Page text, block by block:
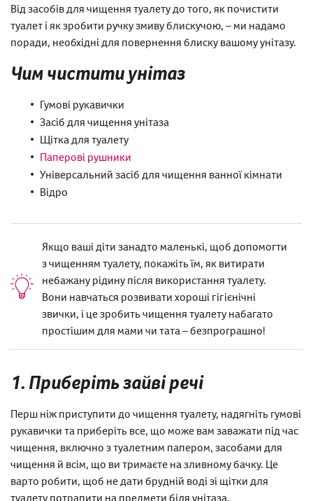
Від засобів для чищення туалету до того, як почистити
туалет і як зробити ручку змиву блискучою, – ми надамо
поради, необхідні для повернення блиску вашому унітазу.
Чим чистити унітаз
Гумові рукавички
Засіб для чищення унітаза
Щітка для туалету
Паперові рушники
Універсальний засіб для чищення ванної кімнати
Відро
Якщо ваші діти занадто маленькі, щоб допомогти
з чищенням туалету, покажіть їм, як витирати
небажану рідину після використання туалету.
Вони навчаться розвивати хороші гігієнічні
звички, і це зробить чищення туалету набагато
простішим для мами чи тата – безпрограшно!
1. Приберіть зайві речі
Перш ніж приступити до чищення туалету, надягніть гумові
рукавички та приберіть все, що може вам заважати під час
чищення, включно з туалетним папером, засобами для
чищення й всім, що ви тримаєте на зливному бачку. Це
варто робити, щоб не дати брудній воді зі щітки для
туалету потрапити на предмети біля унітаза.